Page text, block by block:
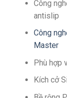
Công
antislip
Công
Master
Phù hợp
Kích cở